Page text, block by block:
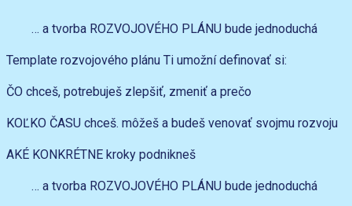
… a tvorba ROZVOJOVÉHO PLÁNU bude jednoduchá
Template rozvojového plánu Ti umožní definovať si:
ČO chceš, potrebuješ zlepšiť, zmeniť a prečo
KOĽKO ČASU chceš. môžeš a budeš venovať svojmu rozvoju
AKÉ KONKRÉTNE kroky podnikneš
… a tvorba ROZVOJOVÉHO PLÁNU bude jednoduchá